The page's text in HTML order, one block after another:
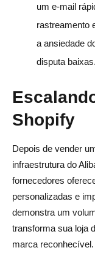
um e-mail
rastreamento
a ansiedade
disputa baixas.
Shopify
Depois de vender
infraestrutura do
fornecedores
personalizadas e
demonstra um
transforma sua loja
marca reconhecível.